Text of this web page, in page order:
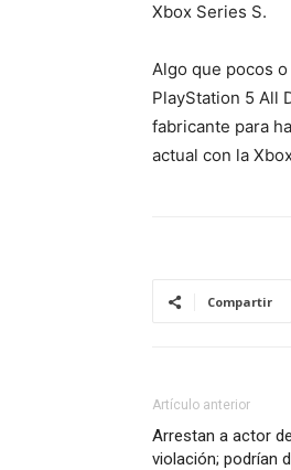
Xbox Series S.
Algo que pocos
PlayStation 5 All
fabricante para
actual con la
Compartir
Artículo anterior
Arrestan a actor
violación; podrían